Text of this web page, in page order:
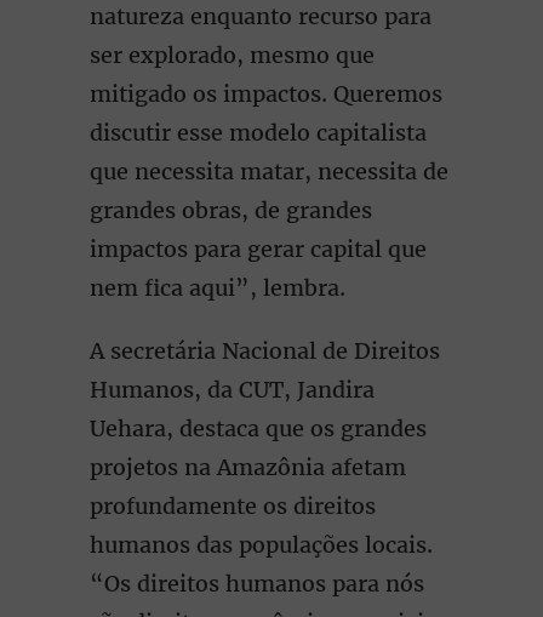
natureza enquanto recurso para
ser explorado, mesmo que
mitigado os impactos. Queremos
discutir esse modelo capitalista
que necessita matar, necessita de
grandes obras, de grandes
impactos para gerar capital que
nem fica aqui”, lembra.
A secretária Nacional de Direitos
Humanos, da CUT, Jandira
Uehara, destaca que os grandes
projetos na Amazônia afetam
profundamente os direitos
humanos das populações locais.
“Os direitos humanos para nós